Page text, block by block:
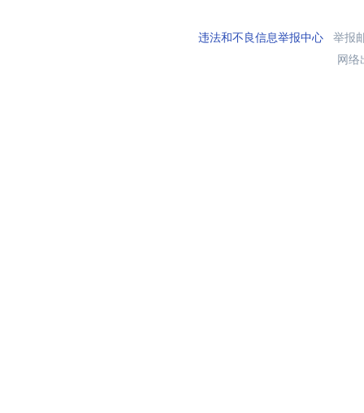
违法和不良信息举报中心举报
网